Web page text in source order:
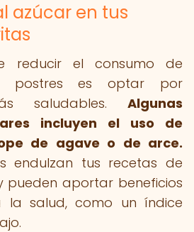
azúcar en tus
reducir el consumo de
postres es optar por
saludables. Algunas
incluyen el uso de
de agave o de arce.
endulzan tus recetas de
pueden aportar beneficios
la salud, como un índice